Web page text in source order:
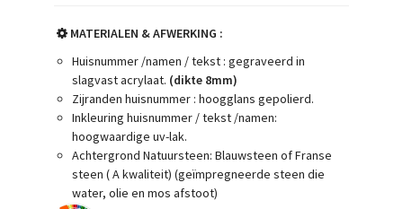
MATERIALEN & AFWERKING :
Huisnummer /namen / tekst : gegraveerd in
slagvast acrylaat. (dikte 8mm)
Zijranden huisnummer : hoogglans gepolierd.
Inkleuring huisnummer / tekst /namen:
hoogwaardige uv-lak.
Achtergrond Natuursteen: Blauwsteen of Franse
steen ( A kwaliteit) (geïmpregneerde steen die
water, olie en mos afstoot)